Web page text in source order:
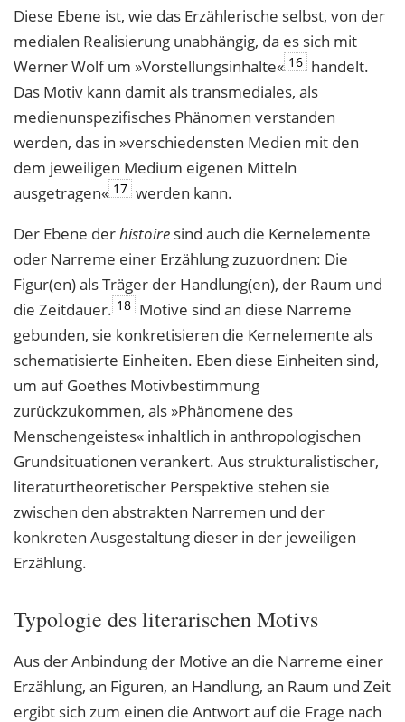
Diese Ebene ist, wie das Erzählerische selbst, von der
medialen Realisierung unabhängig, da es sich mit
Werner Wolf um »Vorstellungsinhalte« 16 handelt.
Das Motiv kann damit als transmediales, als
medienunspezifisches Phänomen verstanden
werden, das in »verschiedensten Medien mit den
dem jeweiligen Medium eigenen Mitteln
ausgetragen« 17 werden kann.
Der Ebene derhistoire sind auch die Kernelemente
oder Narreme einer Erzählung zuzuordnen: Die
Figur(en) als Träger der Handlung(en), der Raum und
die Zeitdauer. 18 Motive sind an diese Narreme
gebunden, sie konkretisieren die Kernelemente als
schematisierte Einheiten. Eben diese Einheiten sind,
um auf Goethes Motivbestimmung
zurückzukommen, als »Phänomene des
Menschengeistes« inhaltlich in anthropologischen
Grundsituationen verankert. Aus strukturalistischer,
literaturtheoretischer Perspektive stehen sie
zwischen den abstrakten Narremen und der
konkreten Ausgestaltung dieser in der jeweiligen
Erzählung.
Typologie des literarischen Motivs
Aus der Anbindung der Motive an die Narreme einer
Erzählung, an Figuren, an Handlung, an Raum und Zeit
ergibt sich zum einen die Antwort auf die Frage nach